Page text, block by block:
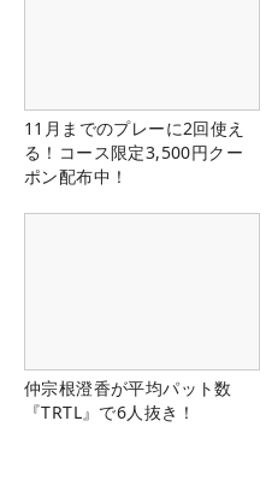
11月までのプレーに2回使え
る！コース限定3,500円クー
ポン配布中！
仲宗根澄香が平均パット数
『TRTL』で6人抜き！